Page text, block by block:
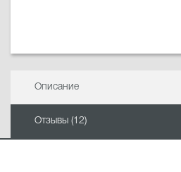
Описание
Отзывы (12)